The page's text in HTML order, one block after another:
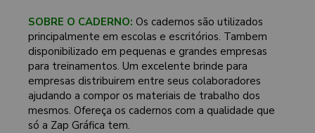
SOBRE O CADERNO: Os cadernos são utilizados
principalmente em escolas e escritórios. Tambem
disponibilizado em pequenas e grandes empresas
para treinamentos. Um excelente brinde para
empresas distribuirem entre seus colaboradores
ajudando a compor os materiais de trabalho dos
mesmos. Ofereça os cadernos com a qualidade que
só a Zap Gráfica tem.